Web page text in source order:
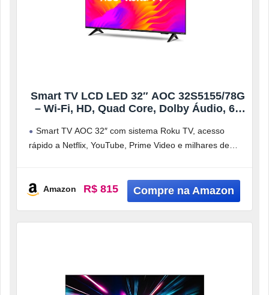
Smart TV LCD LED 32″ AOC 32S5155/78G
– Wi-Fi, HD, Quad Core, Dolby Áudio, 60
Smart TV AOC 32″ com sistema Roku TV, acesso
rápido a Netflix, YouTube, Prime Video e milhares de
Amazon R$ 815